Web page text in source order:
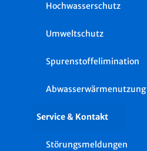
Hochwasserschutz
Umweltschutz
Spurenstoffelimination
Abwasserwärmenutzung
Service & Kontakt
Störungsmeldungen